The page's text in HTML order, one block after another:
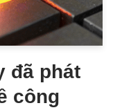
đã phát
công